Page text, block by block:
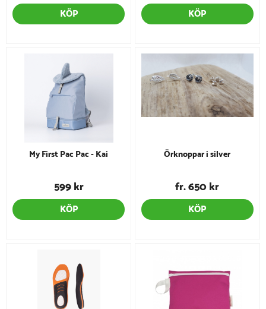
KÖP KÖP
My First Pac Pac - Kai
599 kr
KÖP
Örknoppar i silver
fr. 650 kr
KÖP